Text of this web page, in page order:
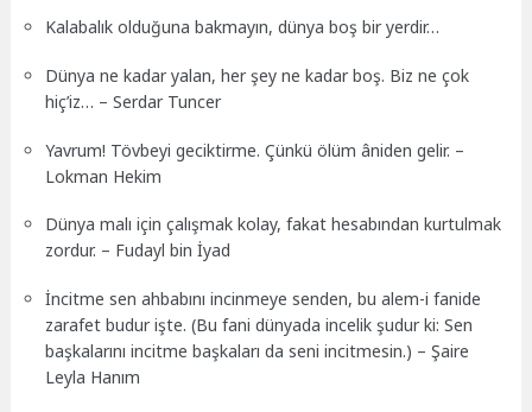
Kalabalık olduğuna bakmayın, dünya boş bir yerdir…
Dünya ne kadar yalan, her şey ne kadar boş. Biz ne çok
hiç’iz… – Serdar Tuncer
Yavrum! Tövbeyi geciktirme. Çünkü ölüm âniden gelir. –
Lokman Hekim
Dünya malı için çalışmak kolay, fakat hesabından kurtulmak
zordur. – Fudayl bin İyad
İncitme sen ahbabını incinmeye senden, bu alem-i fanide
zarafet budur işte. (Bu fani dünyada incelik şudur ki: Sen
başkalarını incitme başkaları da seni incitmesin.) – Şaire
Leyla Hanım